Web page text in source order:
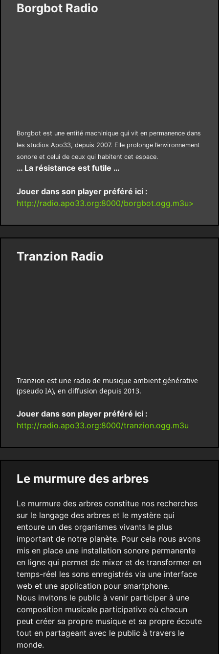
Borgbot Radio
Borgbot est une entité machinique qui vit en permanence dans
les studios Apo33, depuis 2007. Elle prolonge l’environnement
sonore et celui de ceux qui habitent cet espace.
… La résistance est futile …
Jouer dans son player préféré ici :
http://radio.apo33.org:8000/borgbot.ogg.m3u>
Tranzion Radio
Tranzion est une radio de musique ambient générative
(pseudo IA), en diffusion depuis 2013.
Jouer dans son player préféré ici :
http://radio.apo33.org:8000/tranzion.ogg.m3u
Le murmure des arbres
Le murmure des arbres constitue nos recherches
sur le langage des arbres et le mystère qui
entoure un des organismes vivants le plus
important de notre planète. Pour cela nous avons
mis en place une installation sonore permanente
en ligne qui permet de mixer et de transformer en
temps-réel les sons enregistrés via une interface
web et une application pour smartphone.
Nous invitons le public à venir participer à une
composition musicale participative où chacun
peut créer sa propre musique et sa propre écoute
tout en partageant avec le public à travers le
monde.